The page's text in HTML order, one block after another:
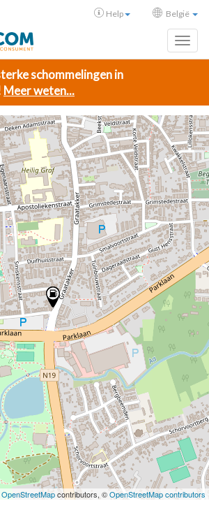
Help België
schommelingen in
Meer weten...
OpenStreetMapcontributors, ©OpenStreetMap contributors